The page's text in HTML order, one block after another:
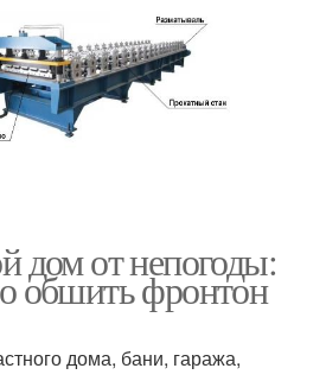
дом от непогоды:
обшить фронтон
дома, бани, гаража,